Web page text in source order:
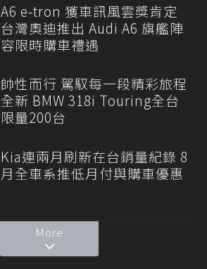
A6 e-tron 獲車訊風雲獎肯定
台灣奧迪推出 Audi A6 旗艦陣
容限時購車禮遇
帥性而行 駕馭每一段精彩旅程
全新 BMW 318i Touring全台
限量200台
Kia連兩月刷新在台銷量紀錄 8
月全車系推低月付與購車優惠
More